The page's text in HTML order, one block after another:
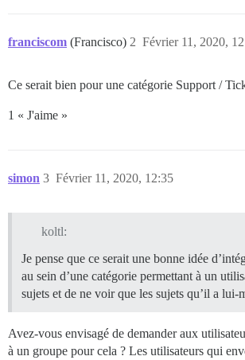
franciscom (Francisco) Février 11, 2020,
2
Ce serait bien pour une catégorie Support /
1 « J'aime »
simon Février 11, 2020, 12:35
3
koltl:
Je pense que ce serait une bonne idée
au sein d’une catégorie permettant à un
sujets et de ne voir que les sujets qu’il a lui-
Avez-vous envisagé de demander aux
à un groupe pour cela ? Les utilisateurs qui